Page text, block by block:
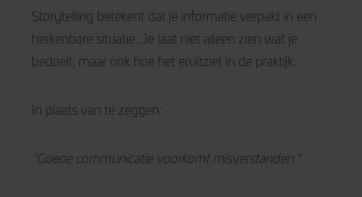
Storytelling betekent dat je informatie verpakt in een
herkenbare situatie. Je laat niet alleen zien wat je
bedoelt, maar ook hoe het eruitziet in de praktijk.
In plaats van te zeggen:
“Goede communicatie voorkomt misverstanden.”